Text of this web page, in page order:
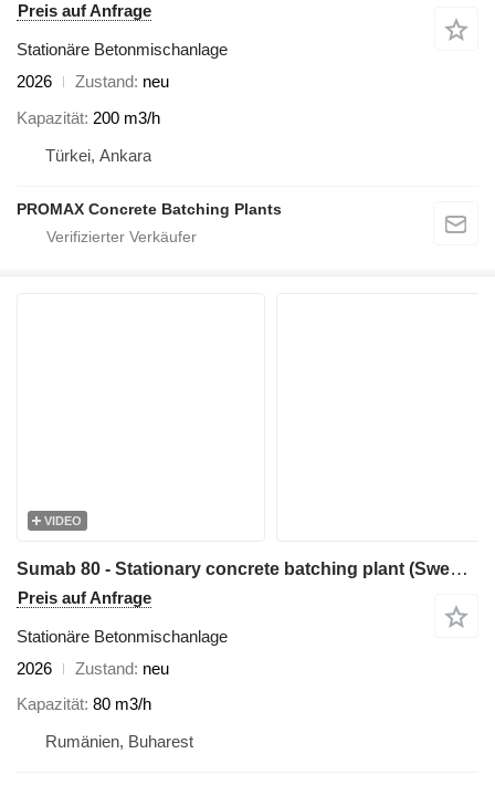
Preis auf Anfrage
Stationäre Betonmischanlage
2026
Zustand neu
Kapazität 200 m3/h
Türkei, Ankara
PROMAX Concrete Batching Plants
VIDEO
Sumab 80 - Stationary concrete batching plant (Swedish quality)
Preis auf Anfrage
Stationäre Betonmischanlage
2026
Zustand neu
Kapazität 80 m3/h
Rumänien, Buharest